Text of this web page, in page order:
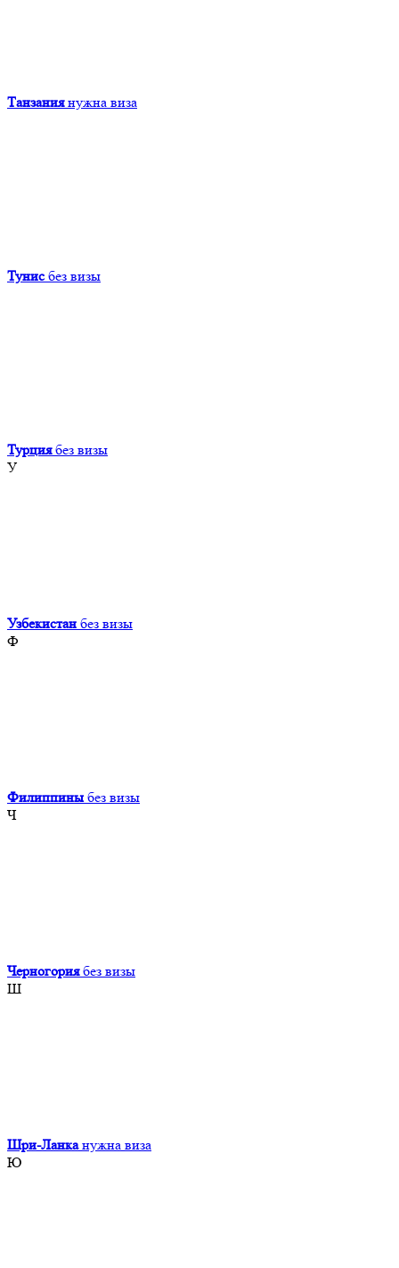
Танзания нужна виза
Тунис без визы
Турция без визы
У
Узбекистан без визы
Ф
Филиппины без визы
Ч
Черногория без визы
Ш
Шри-Ланка нужна виза
Ю